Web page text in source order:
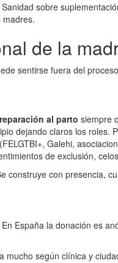
sobre
madres.
de la
sentirse fuera del
al parto siempre
dejando claros los roles.
(FELGTBI+, Galehi,
de exclusión,
construye con presencia,
En España la donación es
mucho según clínica y